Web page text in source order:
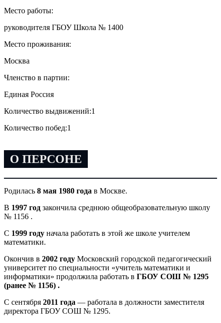
Место работы:
руководителя ГБОУ Школа № 1400
Место проживания:
Москва
Членство в партии:
Единая Россия
Количество выдвижений:1
Количество побед:1
О ПЕРСОНЕ
Родилась 8 мая 1980 года в Москве.
В 1997 год закончила среднюю общеобразовательную школу
№ 1156 .
С 1999 году начала работать в этой же школе учителем
математики.
Окончив в 2002 году Московский городской педагогический
университет по специальности «учитель математики и
информатики» продолжила работать в ГБОУ СОШ № 1295
(ранее № 1156) .
С сентября 2011 года — работала в должности заместителя
директора ГБОУ СОШ № 1295.